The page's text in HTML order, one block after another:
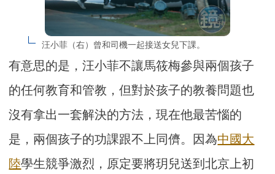
汪小菲（右）曾和司機一起接送女兒下課。
有意思的是，汪小菲不讓馬筱梅參與兩個孩子
的任何教育和管教，但對於孩子的教養問題也
沒有拿出一套解決的方法，現在他最苦惱的
是，兩個孩子的功課跟不上同儕。因為中國大
陸學生競爭激烈，原定要將玥兒送到北京上初